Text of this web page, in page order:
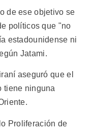
de ese objetivo se
políticos que "no
estadounidense ni
Jatami.
aseguró que el
tiene ninguna
Proliferación de